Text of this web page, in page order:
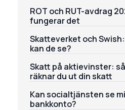
ROT och RUT-avdrag
fungerar det
Skatteverket och
kan de se?
Skatt på aktievinster: så
räknar du ut din skatt
Kan socialtjänsten se
bankkonto?